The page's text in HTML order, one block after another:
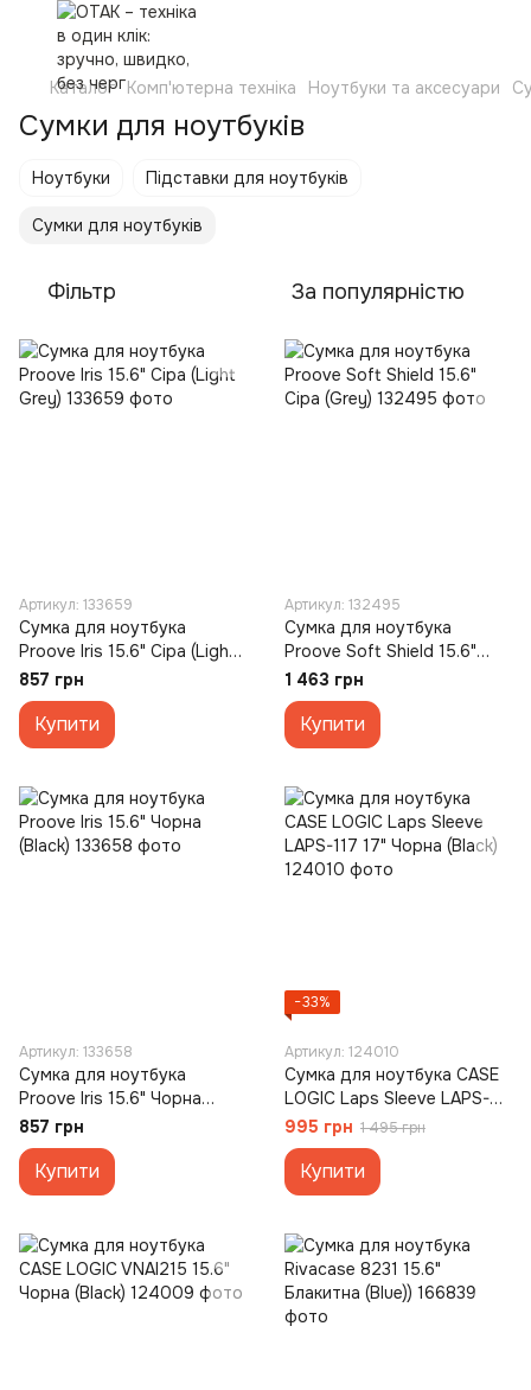
Каталог Комп'ютерна техніка Ноутбуки та аксесуари
Сумки для ноутбуків
Ноутбуки Підставки для ноутбуків
Сумки для ноутбуків
Фільтр За популярністю
Артикул: 133659
Сумка для ноутбука
Proove Iris 15.6" Сіра (Light
Grey)
857 грн
Купити
Артикул: 132495
Сумка для ноутбука
Proove Soft Shield 15.6"
Сіра (Grey)
1 463 грн
Купити
Артикул: 133658
Сумка для ноутбука
Proove Iris 15.6" Чорна
(Black)
857 грн
Купити
−33%
Артикул: 124010
Сумка для ноутбука CASE
LOGIC Laps Sleeve LAPS-
117 17" Чорна (Black)
995 грн 1 495 грн
Купити